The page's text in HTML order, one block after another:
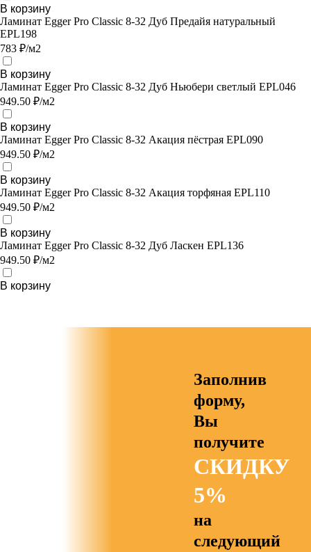
В корзину
Ламинат Egger Pro Classic 8-32 Дуб Предайя натуральный
EPL198
783 ₽/м2
В корзину
Ламинат Egger Pro Classic 8-32 Дуб Ньюбери светлый EPL046
949.50 ₽/м2
В корзину
Ламинат Egger Pro Classic 8-32 Акация пёстрая EPL090
949.50 ₽/м2
В корзину
Ламинат Egger Pro Classic 8-32 Акация торфяная EPL110
949.50 ₽/м2
В корзину
Ламинат Egger Pro Classic 8-32 Дуб Ласкен EPL136
949.50 ₽/м2
В корзину
Заполнив
форму,
Вы
получите
СКИДКУ
5%
на
следующий